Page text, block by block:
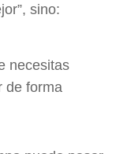
sino:
necesitas
de forma